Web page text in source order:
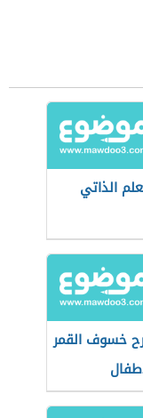
الذاتي
خسوف القمر